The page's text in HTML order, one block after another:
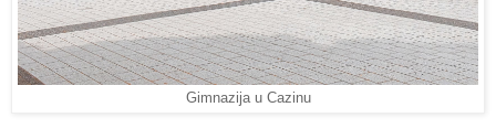
Gimnazija u Cazinu